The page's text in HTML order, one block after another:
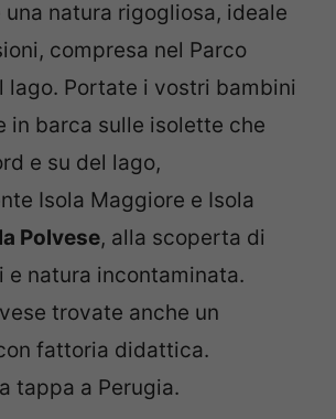
una natura rigogliosa, ideale
compresa nel Parco
lago. Portate i vostri bambini
in barca sulle isolette che
e su del lago,
Isola Maggiore e Isola
Polvese, alla scoperta di
natura incontaminata.
trovate anche un
fattoria didattica.
tappa a Perugia.